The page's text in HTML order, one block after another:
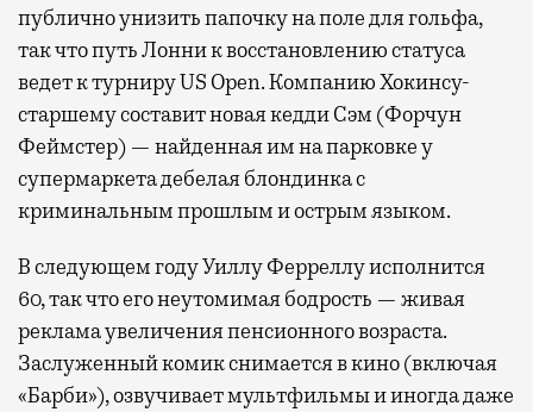
публично унизить папочку на поле для гольфа,
так что путь Лонни к восстановлению статуса
ведет к турниру US Open. Компанию Хокинсу-
старшему составит новая кедди Сэм (Форчун
Феймстер) — найденная им на парковке у
супермаркета дебелая блондинка с
криминальным прошлым и острым языком.
В следующем году Уиллу Ферреллу исполнится
60, так что его неутомимая бодрость — живая
реклама увеличения пенсионного возраста.
Заслуженный комик снимается в кино (включая
«Барби»), озвучивает мультфильмы и иногда даже